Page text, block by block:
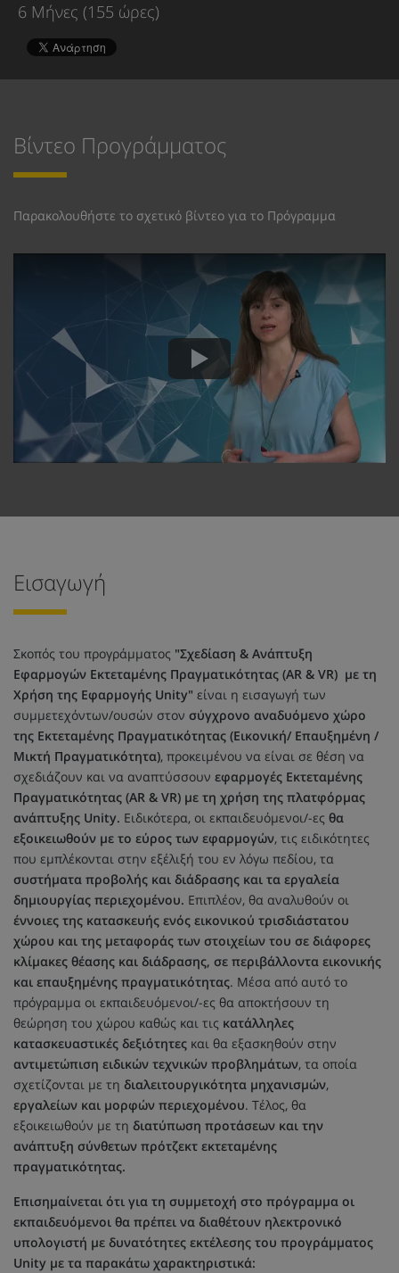
6 Μήνες (155 ώρες)
Βίντεο Προγράμματος
Παρακολουθήστε το σχετικό βίντεο για το Πρόγραμμα
Εισαγωγή
Σκοπός του προγράμματος "Σχεδίαση & Ανάπτυξη
Εφαρμογών Εκτεταμένης Πραγματικότητας (AR & VR) με τη
Χρήση της Εφαρμογής Unity" είναι η εισαγωγή των
συμμετεχόντων/ουσών στον σύγχρονο αναδυόμενο χώρο
της Εκτεταμένης Πραγματικότητας (Εικονική/ Επαυξημένη /
Μικτή Πραγματικότητα), προκειμένου να είναι σε θέση να
σχεδιάζουν και να αναπτύσσουν εφαρμογές Εκτεταμένης
Πραγματικότητας (AR & VR) με τη χρήση της πλατφόρμας
ανάπτυξης Unity. Ειδικότερα, οι εκπαιδευόμενοι/-ες θα
εξοικειωθούν με το εύρος των εφαρμογών, τις ειδικότητες
που εμπλέκονται στην εξέλιξή του εν λόγω πεδίου, τα
συστήματα προβολής και διάδρασης και τα εργαλεία
δημιουργίας περιεχομένου. Επιπλέον, θα αναλυθούν οι
έννοιες της κατασκευής ενός εικονικού τρισδιάστατου
χώρου και της μεταφοράς των στοιχείων του σε διάφορες
κλίμακες θέασης και διάδρασης, σε περιβάλλοντα εικονικής
και επαυξημένης πραγματικότητας. Μέσα από αυτό το
πρόγραμμα οι εκπαιδευόμενοι/-ες θα αποκτήσουν τη
θεώρηση του χώρου καθώς και τις κατάλληλες
κατασκευαστικές δεξιότητες και θα εξασκηθούν στην
αντιμετώπιση ειδικών τεχνικών προβλημάτων, τα οποία
σχετίζονται με τη διαλειτουργικότητα μηχανισμών,
εργαλείων και μορφών περιεχομένου. Τέλος, θα
εξοικειωθούν με τη διατύπωση προτάσεων και την
ανάπτυξη σύνθετων πρότζεκτ εκτεταμένης
πραγματικότητας.
Επισημαίνεται ότι για τη συμμετοχή στο πρόγραμμα οι
εκπαιδευόμενοι θα πρέπει να διαθέτουν ηλεκτρονικό
υπολογιστή με δυνατότητες εκτέλεσης του προγράμματος
Unity με τα παρακάτω χαρακτηριστικά: